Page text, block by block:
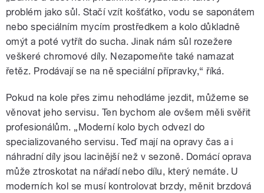
problém jako sůl. Stačí vzít košťátko, vodu se saponátem
nebo speciálním mycím prostředkem a kolo důkladně
omýt a poté vytřít do sucha. Jinak nám sůl rozežere
veškeré chromové díly. Nezapomeňte také namazat
řetěz. Prodávají se na ně speciální přípravky,“ říká.
Pokud na kole přes zimu nehodláme jezdit, můžeme se
věnovat jeho servisu. Ten bychom ale ovšem měli svěřit
profesionálům. „Moderní kolo bych odvezl do
specializovaného servisu. Teď mají na opravy čas a i
náhradní díly jsou lacinější než v sezoně. Domácí oprava
může ztroskotat na nářadí nebo dílu, který nemáte. U
moderních kol se musí kontrolovat brzdy, měnit brzdová